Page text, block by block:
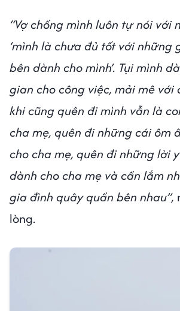
“Vợ chồng mình luôn tự nói với
‘mình là chưa đủ tốt với những
bên dành cho mình’. Tụi mình
gian cho công việc, mải mê với
khi cũng quên đi mình vẫn là
cha mẹ, quên đi những cái ôm
cho cha mẹ, quên đi những lời
dành cho cha mẹ và cần lắm
gia đình quây quần bên nhau”,
lòng.